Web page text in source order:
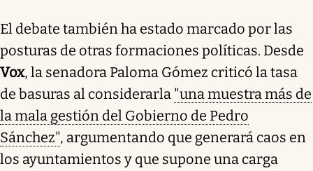
El debate también ha estado marcado por las
posturas de otras formaciones políticas. Desde
Vox, la senadora Paloma Gómez criticó la tasa
de basuras al considerarla "una muestra más de
la mala gestión del Gobierno de Pedro
Sánchez", argumentando que generará caos en
los ayuntamientos y que supone una carga